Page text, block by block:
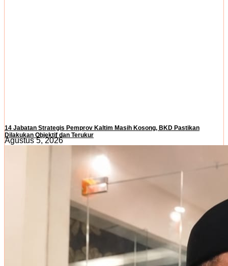
14 Jabatan Strategis Pemprov Kaltim Masih Kosong, BKD Pastikan
Dilakukan Objektif dan Terukur
Agustus 5, 2026